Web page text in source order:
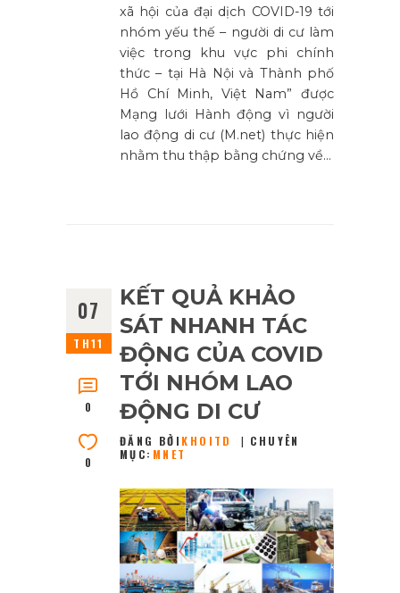
xã hội của đại dịch COVID-19 tới
nhóm yếu thế – người di cư làm
việc trong khu vực phi chính
thức – tại Hà Nội và Thành phố
Hồ Chí Minh, Việt Nam” được
Mạng lưới Hành động vì người
lao động di cư (M.net) thực hiện
nhằm thu thập bằng chứng về…
07
TH11
0
0
KẾT QUẢ KHẢO
SÁT NHANH TÁC
ĐỘNG CỦA COVID
TỚI NHÓM LAO
ĐỘNG DI CƯ
ĐĂNG BỞI KHOITD
CHUYÊN
MỤC: MNET